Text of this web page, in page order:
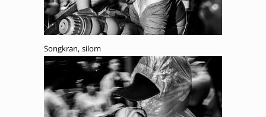
Songkran, silom